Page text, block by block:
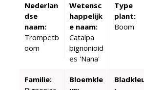
Nederlan
dse
naam:
Trompetb
oom
Wetensc
happelijk
e naam:
Catalpa
bignonioid
es 'Nana'
Type
plant:
Boom
Familie:
Bloemkle